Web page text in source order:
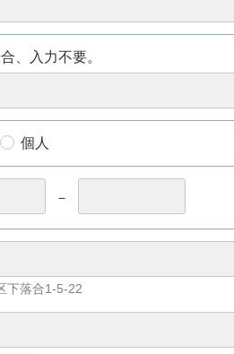
、入力不要。
個人
－
下落合1-5-22